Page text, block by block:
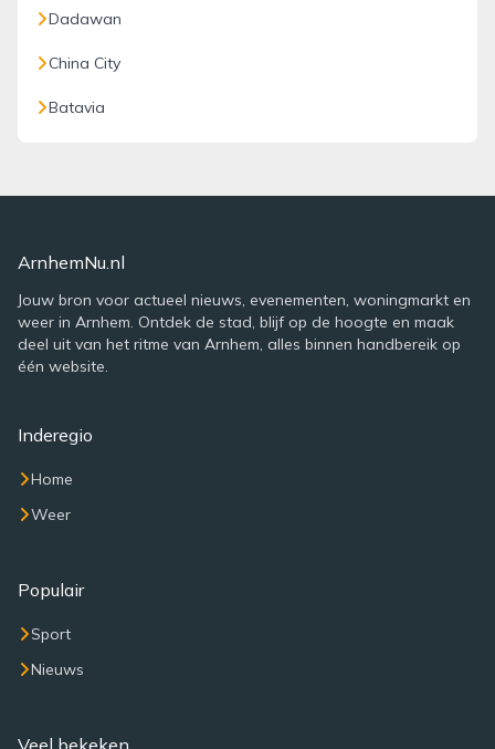
Dadawan
China City
Batavia
ArnhemNu.nl
Jouw bron voor actueel nieuws, evenementen, woningmarkt en
weer in Arnhem. Ontdek de stad, blijf op de hoogte en maak
deel uit van het ritme van Arnhem, alles binnen handbereik op
één website.
Inderegio
Home
Weer
Populair
Sport
Nieuws
Veel bekeken